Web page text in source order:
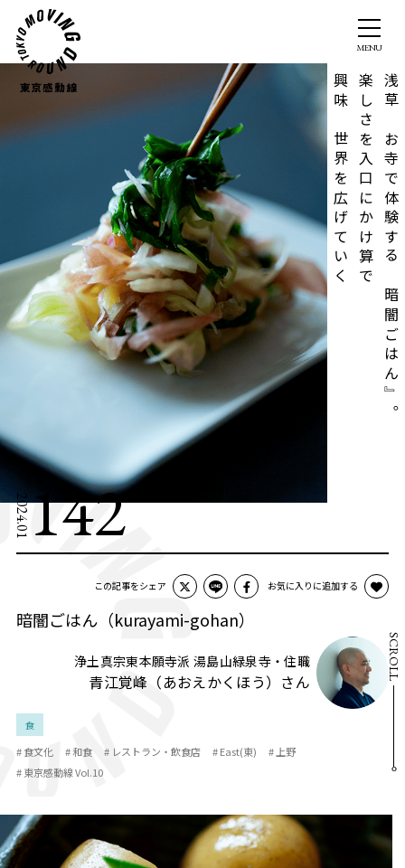
浅草のお寺で体験する『暗闇ごはん』。
楽しさを入口にかけ算で
興味の世界を広げていく
2024.01142
この記事をシェア お気に入りに追加する
暗闇ごはん（kurayami-gohan）
浄土真宗東本願寺派 湯島山緑泉寺・住職
青江覚峰（あおえかくほう）さん
食
# 食文化 # 和食 # レストラン・飲食店 # East(東)
# 上野
# 東京感動線 Vol.10
SCROLL